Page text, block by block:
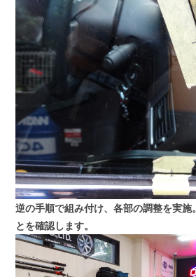
逆の手順で組み付け、各部の調整を実施。
とを確認します。